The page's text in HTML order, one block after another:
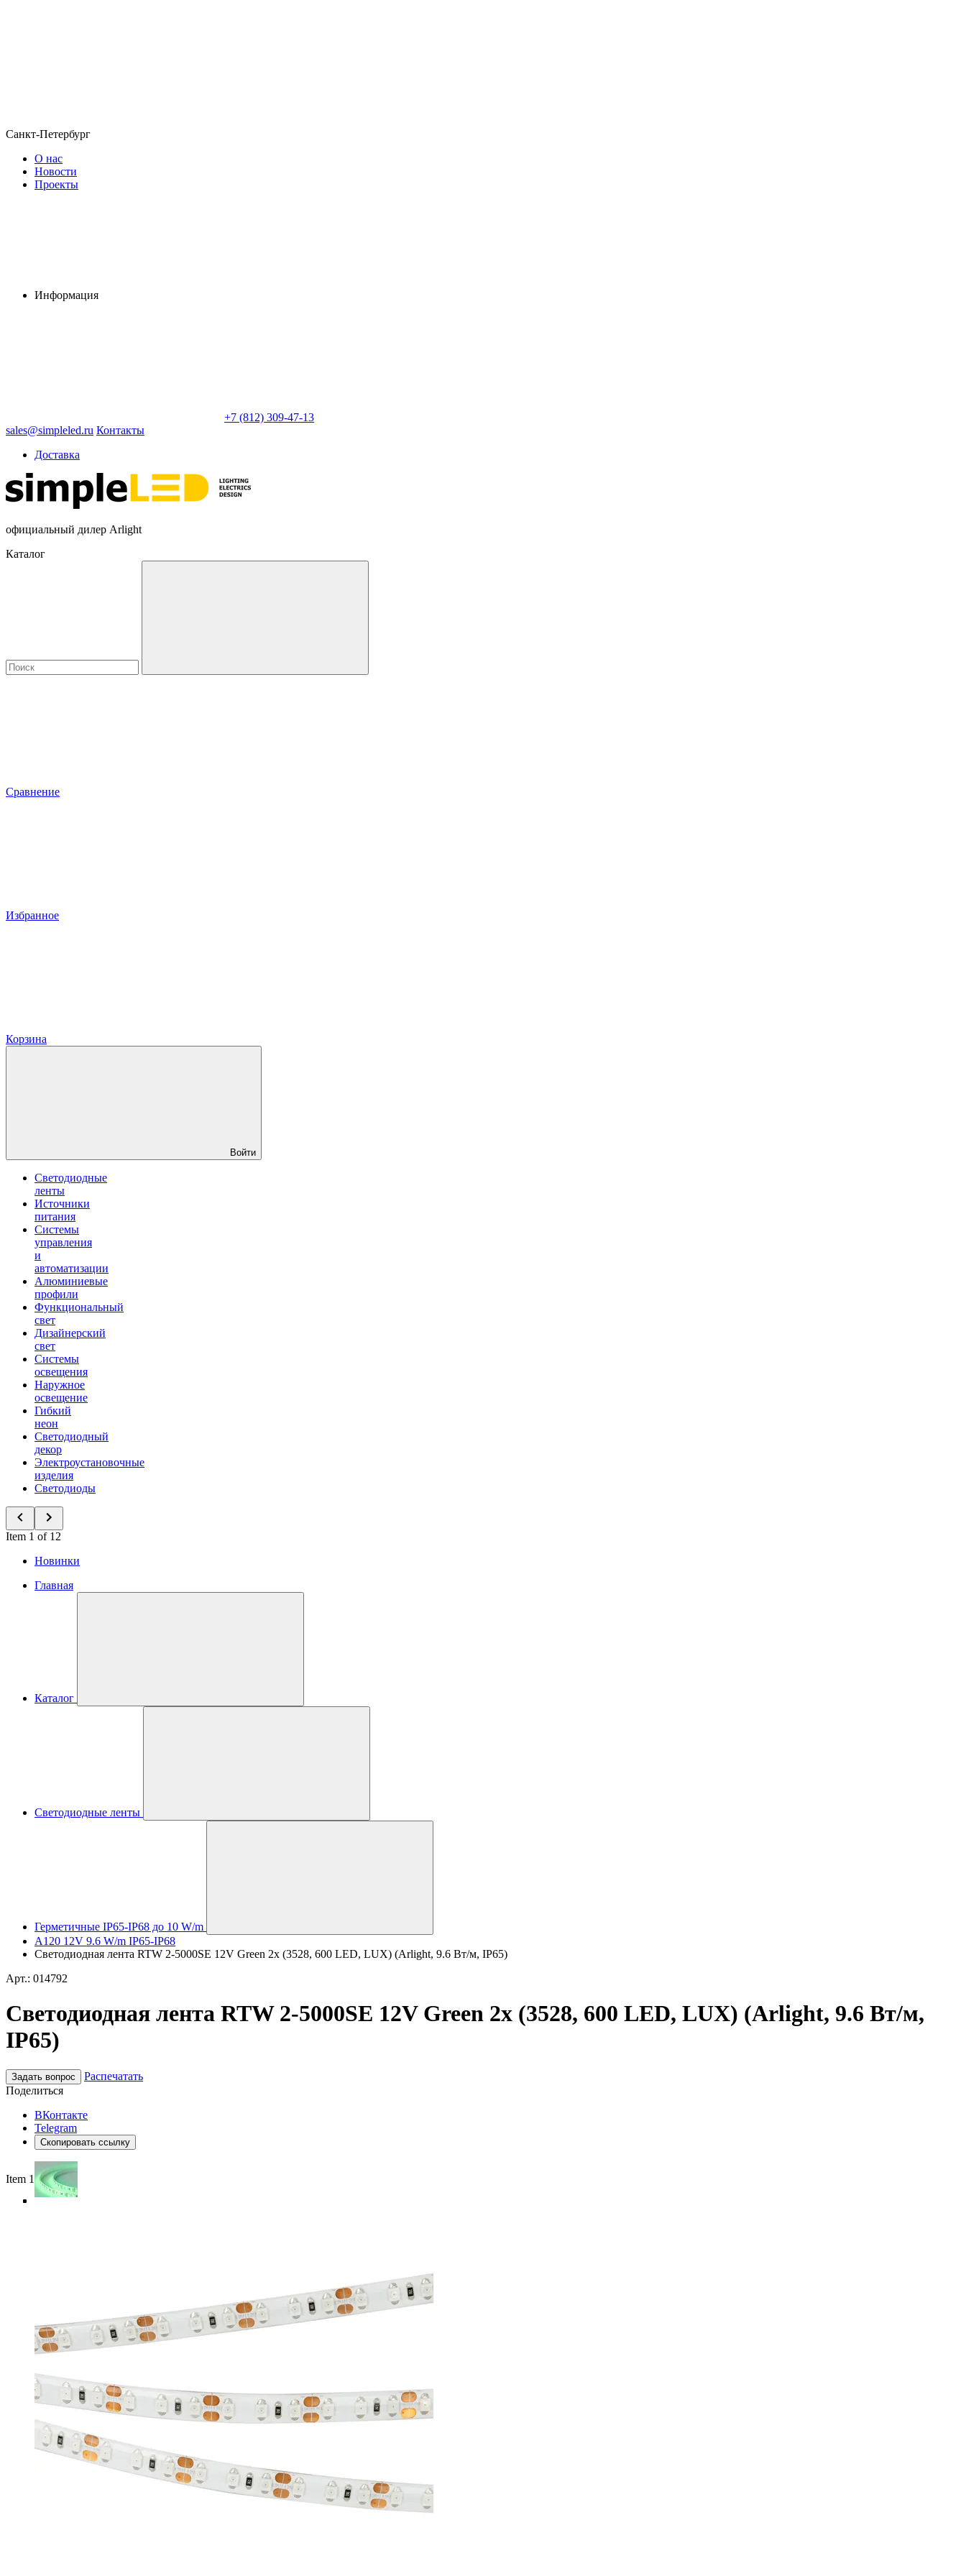
Санкт-Петербург
О нас
Новости
Проекты
Информация
+7 (812) 309-47-13
sales@simpleled.ru Контакты
Доставка
официальный дилер Arlight
Каталог
Сравнение
Избранное
Корзина
Войти
Светодиодные
ленты
Источники
питания
Системы
управления
и
автоматизации
Алюминиевые
профили
Функциональный
свет
Дизайнерский
свет
Системы
освещения
Наружное
освещение
Гибкий
неон
Светодиодный
декор
Электроустановочные
изделия
Светодиоды
Item 1 of 12
Новинки
Главная
Каталог
Светодиодные ленты
Герметичные IP65-IP68 до 10 W/m
A120 12V 9.6 W/m IP65-IP68
Светодиодная лента RTW 2-5000SE 12V Green 2x (3528, 600 LED, LUX) (Arlight, 9.6 Вт/м, IP65)
Арт.: 014792
Светодиодная лента RTW 2-5000SE 12V Green 2x (3528, 600 LED, LUX) (Arlight, 9.6 Вт/м,
IP65)
Задать вопрос
Распечатать
Поделиться
ВКонтакте
Telegram
Скопировать ссылку
Item 1 of 5